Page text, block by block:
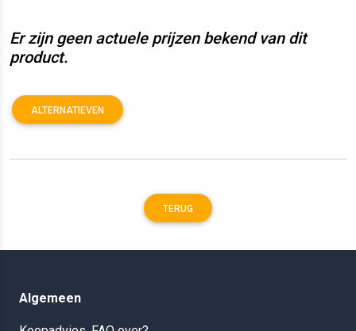
Er zijn geen actuele prijzen bekend van dit
product.
ALTERNATIEVEN
TERUG
Algemeen